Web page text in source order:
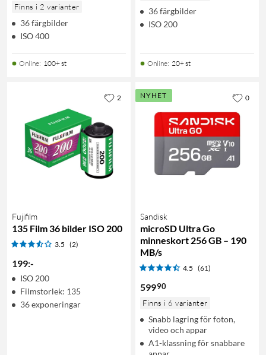
Finns i 2 varianter
36 färgbilder
ISO 400
Online: 100+ st
36 färgbilder
ISO 200
Online: 20+ st
Fujifilm
135 Film 36 bilder ISO 200
3.5 (2)
199:-
ISO 200
Filmstorlek: 135
36 exponeringar
2 NYHET
Sandisk
microSD Ultra Go
minneskort 256 GB – 190
MB/s
4.5 (61)
59990
Finns i 6 varianter
Snabb lagring för foton,
video och appar
A1-klassning för snabbare
0